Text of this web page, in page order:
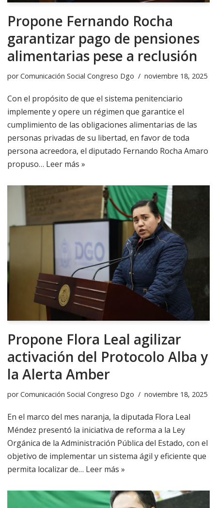
Propone Fernando Rocha
garantizar pago de pensiones
alimentarias pese a reclusión
porComunicación Social Congreso Dgo noviembre 18, 2025
Con el propósito de que el sistema penitenciario
implemente y opere un régimen que garantice el
cumplimiento de las obligaciones alimentarias de las
personas privadas de su libertad, en favor de toda
persona acreedora, el diputado Fernando Rocha Amaro
propuso… Leer más »
Propone Flora Leal agilizar
activación del Protocolo Alba y
la Alerta Amber
porComunicación Social Congreso Dgo noviembre 18, 2025
En el marco del mes naranja, la diputada Flora Leal
Méndez presentó la iniciativa de reforma a la Ley
Orgánica de la Administración Pública del Estado, con el
objetivo de implementar un sistema ágil y eficiente que
permita localizar de… Leer más »